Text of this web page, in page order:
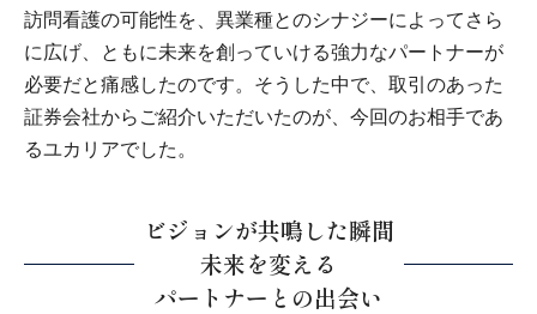
訪問看護の可能性を、異業種とのシナジーによってさら
に広げ、ともに未来を創っていける強力なパートナーが
必要だと痛感したのです。そうした中で、取引のあった
証券会社からご紹介いただいたのが、今回のお相手であ
るユカリアでした。
ビジョンが共鳴した瞬間
未来を変える
パートナーとの出会い